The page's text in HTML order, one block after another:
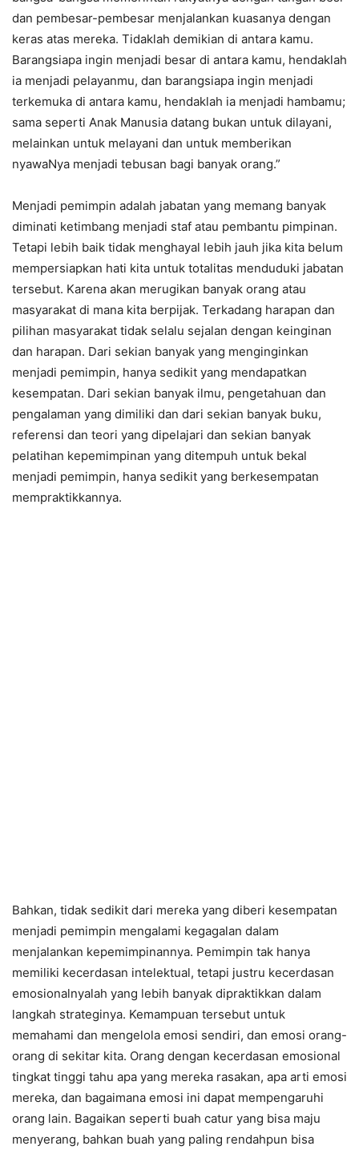
dan pembesar-pembesar menjalankan kuasanya dengan
keras atas mereka. Tidaklah demikian di antara kamu.
Barangsiapa ingin menjadi besar di antara kamu, hendaklah
ia menjadi pelayanmu, dan barangsiapa ingin menjadi
terkemuka di antara kamu, hendaklah ia menjadi hambamu;
sama seperti Anak Manusia datang bukan untuk dilayani,
melainkan untuk melayani dan untuk memberikan
nyawaNya menjadi tebusan bagi banyak orang.”
Menjadi pemimpin adalah jabatan yang memang banyak
diminati ketimbang menjadi staf atau pembantu pimpinan.
Tetapi lebih baik tidak menghayal lebih jauh jika kita belum
mempersiapkan hati kita untuk totalitas menduduki jabatan
tersebut. Karena akan merugikan banyak orang atau
masyarakat di mana kita berpijak. Terkadang harapan dan
pilihan masyarakat tidak selalu sejalan dengan keinginan
dan harapan. Dari sekian banyak yang menginginkan
menjadi pemimpin, hanya sedikit yang mendapatkan
kesempatan. Dari sekian banyak ilmu, pengetahuan dan
pengalaman yang dimiliki dan dari sekian banyak buku,
referensi dan teori yang dipelajari dan sekian banyak
pelatihan kepemimpinan yang ditempuh untuk bekal
menjadi pemimpin, hanya sedikit yang berkesempatan
mempraktikkannya.
Bahkan, tidak sedikit dari mereka yang diberi kesempatan
menjadi pemimpin mengalami kegagalan dalam
menjalankan kepemimpinannya. Pemimpin tak hanya
memiliki kecerdasan intelektual, tetapi justru kecerdasan
emosionalnyalah yang lebih banyak dipraktikkan dalam
langkah strateginya. Kemampuan tersebut untuk
memahami dan mengelola emosi sendiri, dan emosi orang-
orang di sekitar kita. Orang dengan kecerdasan emosional
tingkat tinggi tahu apa yang mereka rasakan, apa arti emosi
mereka, dan bagaimana emosi ini dapat mempengaruhi
orang lain. Bagaikan seperti buah catur yang bisa maju
menyerang, bahkan buah yang paling rendahpun bisa